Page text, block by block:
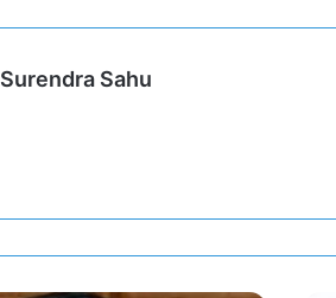
Surendra Sahu